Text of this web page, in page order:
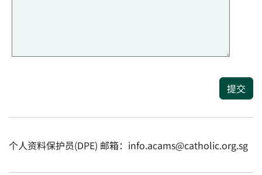
提交
个人资料保护员(DPE) 邮箱：info.acams@catholic.org.sg